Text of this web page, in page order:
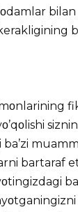
bilan
bartaraf